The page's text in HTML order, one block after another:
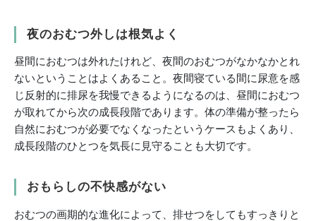
夜のおむつ外しは根気よく
昼間におむつは外れたけれど、夜間のおむつがなかなかとれ
ないということはよくあること。夜間寝ている間に尿意を感
じ反射的に排尿を我慢できるようになるのは、昼間におむつ
が取れてから次の成長段階であります。体の準備が整ったら
自然におむつが必要でなくなったというケースもよくあり、
成長段階のひとつを気長に見守ることも大切です。
おもらしの不快感がない
おむつの画期的な進化によって、排せつをしてもすっきりと